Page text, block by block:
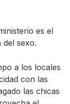
es el
del sexo.
a los locales
con las
las chicas